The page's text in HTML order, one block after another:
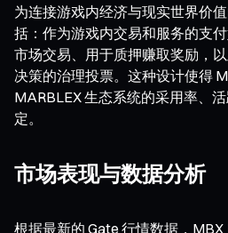
为连接游戏内经济与现实世界价
括：作为游戏内交易和服务的支
市场交易、用于质押赚取奖励，
决策的治理投票。这种设计使得
MARBLEX 生态系统的采用率、
定。
市场表现与数据分析
根据最新的 Gate 行情数据，